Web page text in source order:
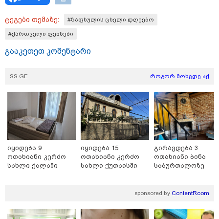
14:58 / 10-08-2026
"მოვუწოდებთ შსს-ს, სასწრაფოდ გამოიძიოს
ჟურნალისტ კობა ფარტენაძეზე გახშირებული
თავდასხმები" - საქართველოს ჟურნალისტური
ეთიკის ქარტია
ტეგები თემაზე: #ზაფხულის ცხელი დღეებო
#ქართველი ფეისები
გააკეთეთ კომენტარი
SS.GE როგორ მოხვდე აქ
იყიდება 9
ოთახიანი კერძო
სახლი ქალაში
იყიდება 15
ოთახიანი კერძო
სახლი ქუთაისში
გირავდება 3
ოთახიანი ბინა
საბურთალოზე
sponsored by ContentRoom